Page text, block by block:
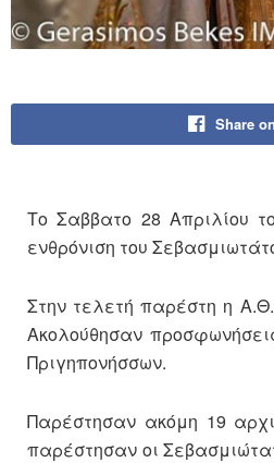
Share
Το Σαββατο 28 Απριλίου
ενθρόνιση του
Στην τελετή παρέστη η
Ακολούθησαν
Πριγηπονήσσων.
Παρέστησαν ακόμη 19
παρέστησαν οι